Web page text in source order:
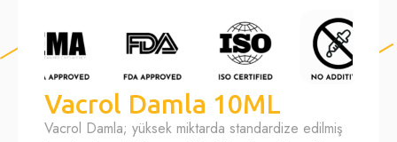
Vacrol Damla 10ML
Vacrol Damla; yüksek miktarda standardize edilmiş